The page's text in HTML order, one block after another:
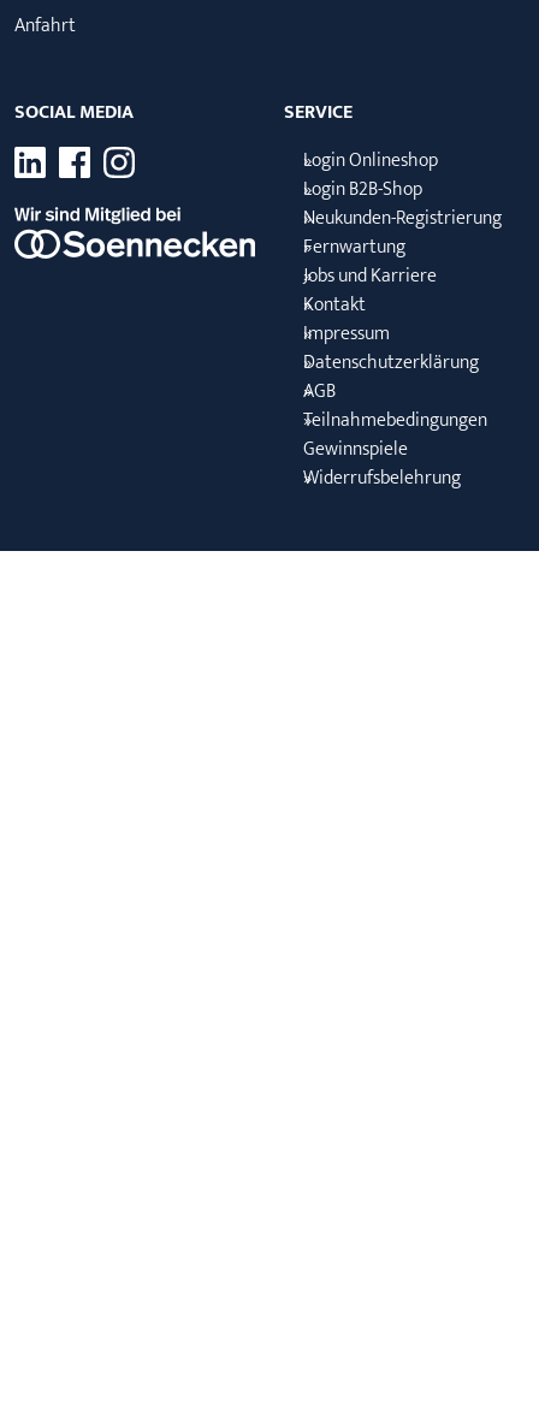
Anfahrt
SOCIAL MEDIA
SERVICE
Login Onlineshop
Login B2B-Shop
Neukunden-Registrierung
Fernwartung
Jobs und Karriere
Kontakt
Impressum
Datenschutzerklärung
AGB
Teilnahmebedingungen
Gewinnspiele
Widerrufsbelehrung